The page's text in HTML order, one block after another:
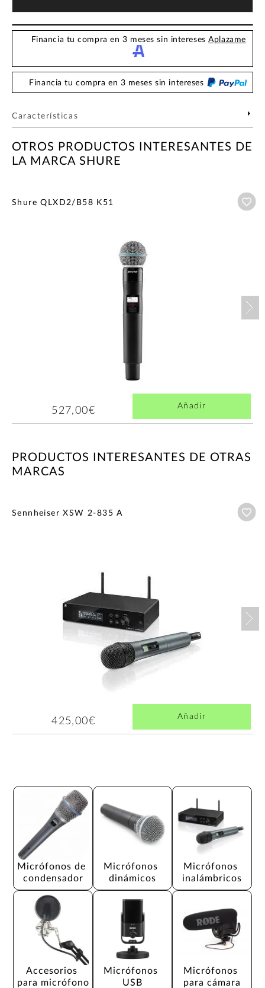
Financia tu compra en 3 meses sin interesesAplazame
Financia tu compra en 3 meses sin intereses
Características
OTROS PRODUCTOS INTERESANTES DE
LA MARCA SHURE
Shure QLXD2/B58 K51
527,00€ Añadir
PRODUCTOS INTERESANTES DE OTRAS
MARCAS
Sennheiser XSW 2-835 A
425,00€ Añadir
Micrófonos de
condensador
Micrófonos
dinámicos
Micrófonos
inalámbricos
Accesorios
para micrófono
Micrófonos
USB
Micrófonos
para cámara